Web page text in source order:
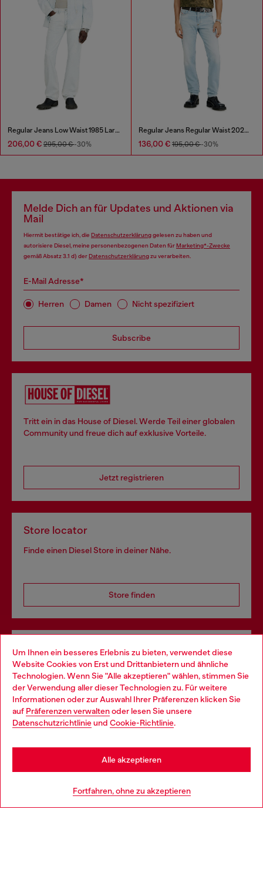
Um Ihnen ein besseres Erlebnis zu bieten, verwendet diese
Website Cookies von Erst und Drittanbietern und ähnliche
Technologien. Wenn Sie "Alle akzeptieren" wählen, stimmen Sie
der Verwendung aller dieser Technologien zu. Für weitere
Informationen oder zur Auswahl Ihrer Präferenzen klicken Sie
auf Präferenzen verwaltenoder lesen Sie unsere
Datenschutzrichtlinieund Cookie-Richtlinie.
Fortfahren, ohne zu akzeptieren
Alle akzeptieren
Regular Jeans Low Waist 1985 Larkee
206,00 € 295,00 €-30%
Regular Jeans Regular Waist 2023 D-Finitive
136,00 € 195,00 €-30%
Melde Dich an für Updates und Aktionen via
Mail
Hiermit bestätige ich, die Datenschutzerklärunggelesen zu haben und
autorisiere Diesel, meine personenbezogenen Daten fürMarketing*-Zwecke
gemäß Absatz 3.1 d) derDatenschutzerklärungzu verarbeiten.
E-Mail Adresse*
Herren Damen Nicht spezifiziert
Subscribe
Tritt ein in das House of Diesel. Werde Teil einer globalen
Community und freue dich auf exklusive Vorteile.
Jetzt registrieren
Store locator
Finde einen Diesel Store in deiner Nähe.
Store finden
Omnichannel-Services
Entdecke unser gesamtes Service-Angebot, online und
im Store.
Mehr erfahren
Choose your location
You are currently browsing Deutschland website, but it seems
you may be based in United States